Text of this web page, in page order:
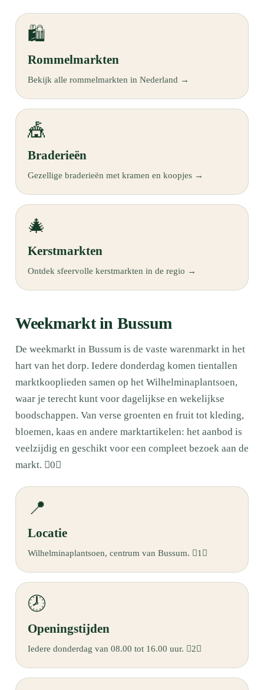
🛍️
Rommelmarkten
Bekijk alle rommelmarkten in Nederland →
🎪
Braderieën
Gezellige braderieën met kramen en koopjes →
🎄
Kerstmarkten
Ontdek sfeervolle kerstmarkten in de regio →
Weekmarkt in Bussum
De weekmarkt in Bussum is de vaste warenmarkt in het
hart van het dorp. Iedere donderdag komen tientallen
marktkooplieden samen op het Wilhelminaplantsoen,
waar je terecht kunt voor dagelijkse en wekelijkse
boodschappen. Van verse groenten en fruit tot kleding,
bloemen, kaas en andere marktartikelen: het aanbod is
veelzijdig en geschikt voor een compleet bezoek aan de
markt. 0
📍
Locatie
Wilhelminaplantsoen, centrum van Bussum. 1
🕗
Openingstijden
Iedere donderdag van 08.00 tot 16.00 uur. 2